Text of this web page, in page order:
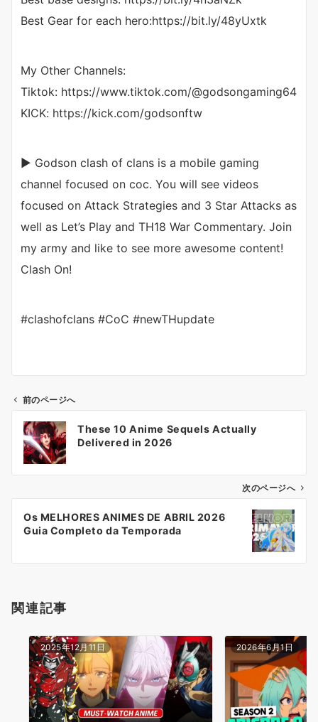
Best Gear for each hero:https://bit.ly/48yUxtk
My Other Channels:
Tiktok: https://www.tiktok.com/@godsongaming64
KICK: https://kick.com/godsonftw
► Godson clash of clans is a mobile gaming
channel focused on coc. You will see videos
focused on Attack Strategies and 3 Star Attacks as
well as Let’s Play and TH18 War Commentary. Join
my army and like to see more awesome content!
Clash On!
#clashofclans #CoC #newTHupdate
ビ
ン
前のページへ
These 10 Anime Sequels Actually
Delivered in 2026
次のページへ
Os MELHORES ANIMES DE ABRIL 2026
Guia Completo da Temporada
関連記事
2025年12月11日 2026年6月1日